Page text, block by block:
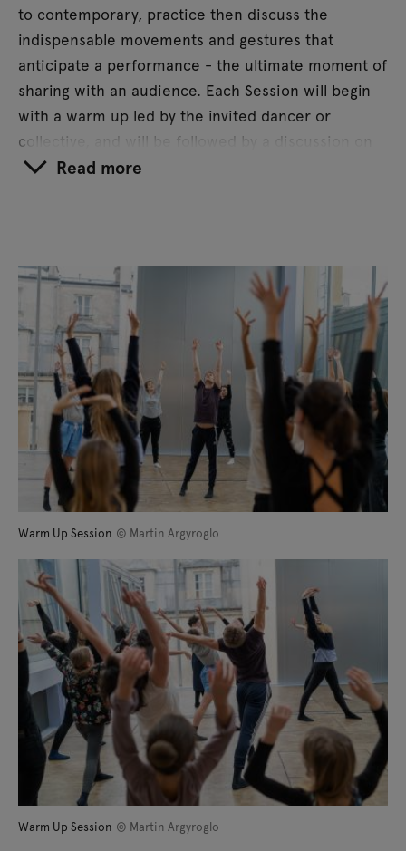
to contemporary, practice then discuss the
indispensable movements and gestures that
anticipate a performance - the ultimate moment of
sharing with an audience. Each Session will begin
with a warm up led by the invited dancer or
collective, and will be followed by a discussion on
themes bridging body movements and social
aspire to associate bodily effort with mindful
effervescence.
A series curated by Madeleine Planeix-Crocker.
Read more
Warm Up Session © Martin Argyroglo
Warm Up Session © Martin Argyroglo